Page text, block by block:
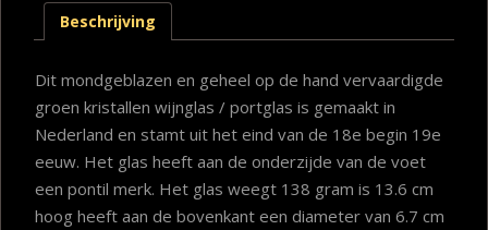
Beschrijving
Dit mondgeblazen en geheel op de hand vervaardigde
groen kristallen wijnglas / portglas is gemaakt in
Nederland en stamt uit het eind van de 18e begin 19e
eeuw. Het glas heeft aan de onderzijde van de voet
een pontil merk. Het glas weegt 138 gram is 13.6 cm
hoog heeft aan de bovenkant een diameter van 6.7 cm